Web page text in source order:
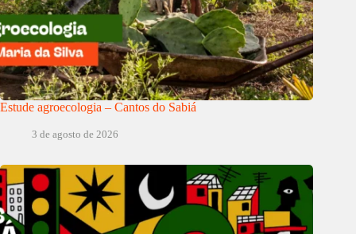
Estude agroecologia – Cantos do Sabiá
3 de agosto de 2026